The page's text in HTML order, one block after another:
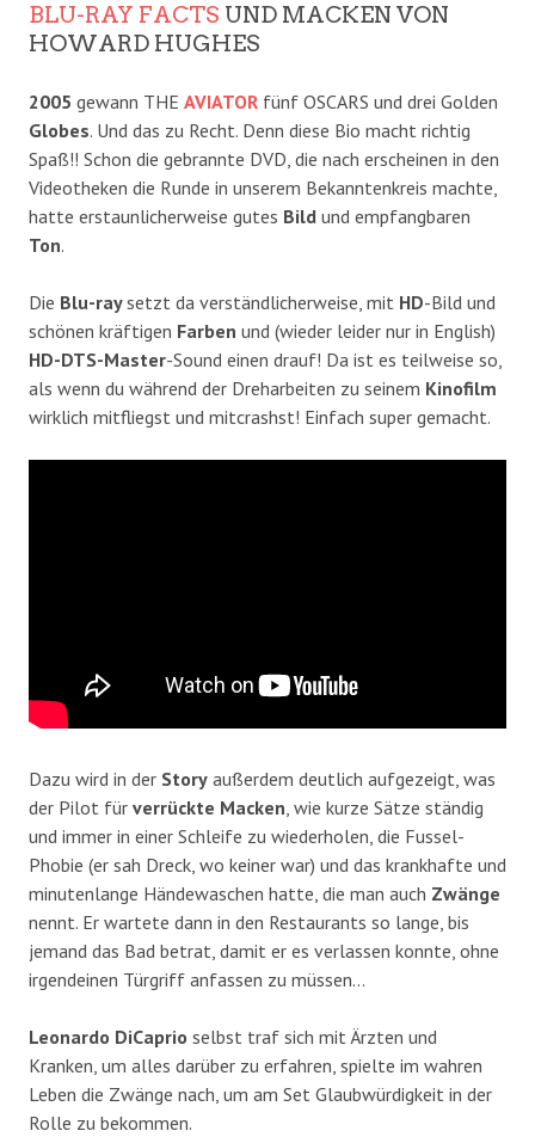
BLU-RAY FACTS UND MACKEN VON
HOWARD HUGHES
2005 gewann THE AVIATOR fünf OSCARS und drei Golden
Globes. Und das zu Recht. Denn diese Bio macht richtig
Spaß!! Schon die gebrannte DVD, die nach erscheinen in den
Videotheken die Runde in unserem Bekanntenkreis machte,
hatte erstaunlicherweise gutes Bild und empfangbaren
Ton.
Die Blu-raysetzt da verständlicherweise, mit HD-Bild und
schönen kräftigen Farben und (wieder leider nur in English)
HD-DTS-Master-Sound einen drauf! Da ist es teilweise so,
als wenn du während der Dreharbeiten zu seinem Kinofilm
wirklich mitfliegst und mitcrashst! Einfach super gemacht.
Dazu wird in der Story außerdem deutlich aufgezeigt, was
der Pilot für verrückte Macken, wie kurze Sätze ständig
und immer in einer Schleife zu wiederholen, die Fussel-
Phobie (er sah Dreck, wo keiner war) und das krankhafte und
minutenlange Händewaschen hatte, die man auch Zwänge
nennt. Er wartete dann in den Restaurants so lange, bis
jemand das Bad betrat, damit er es verlassen konnte, ohne
irgendeinen Türgriff anfassen zu müssen…
Leonardo DiCaprio selbst traf sich mit Ärzten und
Kranken, um alles darüber zu erfahren, spielte im wahren
Leben die Zwänge nach, um am Set Glaubwürdigkeit in der
Rolle zu bekommen.